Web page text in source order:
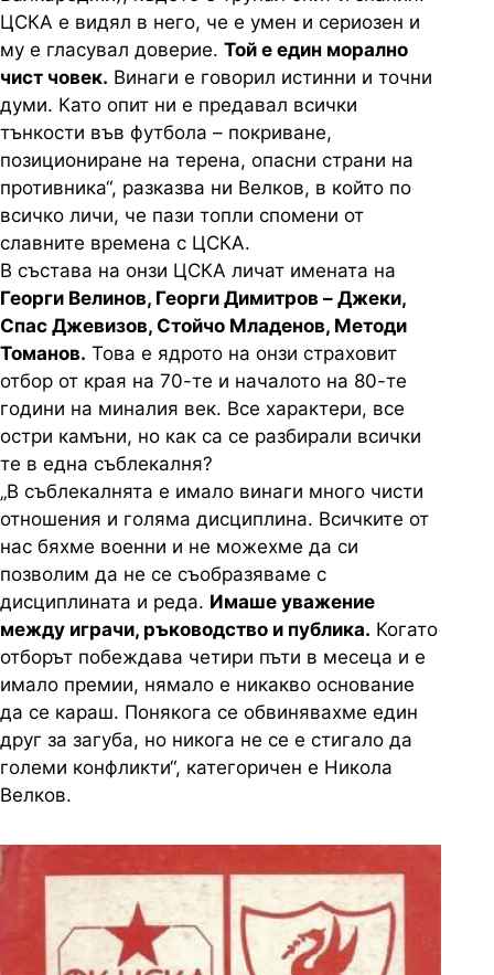
ЦСКА е видял в него, че е умен и сериозен и
му е гласувал доверие. Той е един морално
чист човек. Винаги е говорил истинни и точни
думи. Като опит ни е предавал всички
тънкости във футбола – покриване,
позициониране на терена, опасни страни на
противника“, разказва ни Велков, в който по
всичко личи, че пази топли спомени от
славните времена с ЦСКА.
В състава на онзи ЦСКА личат имената на
Георги Велинов, Георги Димитров – Джеки,
Спас Джевизов, Стойчо Младенов, Методи
Томанов. Това е ядрото на онзи страховит
отбор от края на 70-те и началото на 80-те
години на миналия век. Все характери, все
остри камъни, но как са се разбирали всички
те в една съблекалня?
„В съблекалнята е имало винаги много чисти
отношения и голяма дисциплина. Всичките от
нас бяхме военни и не можехме да си
позволим да не се съобразяваме с
дисциплината и реда. Имаше уважение
между играчи, ръководство и публика. Когато
отборът побеждава четири пъти в месеца и е
имало премии, нямало е никакво основание
да се караш. Понякога се обвинявахме един
друг за загуба, но никога не се е стигало да
големи конфликти“, категоричен е Никола
Велков.